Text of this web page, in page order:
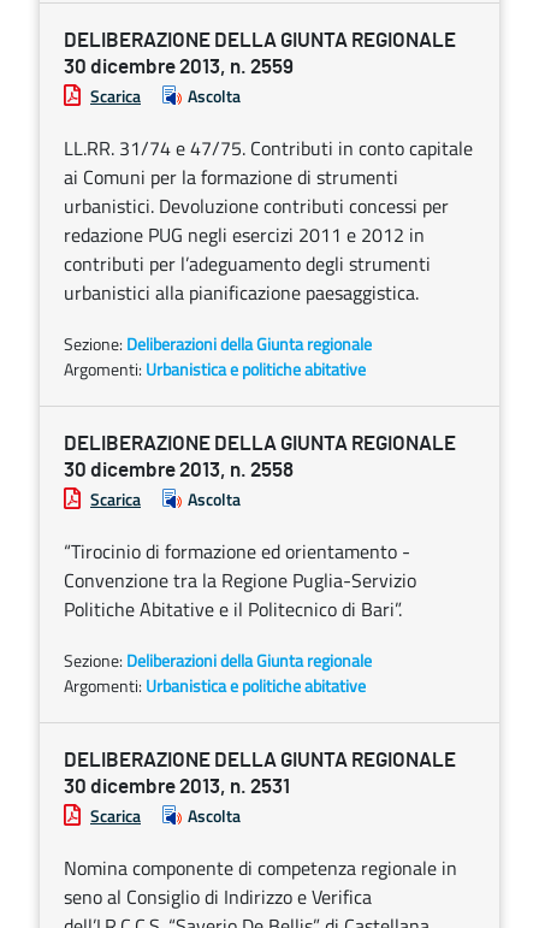
DELIBERAZIONE DELLA GIUNTA REGIONALE
30 dicembre 2013, n. 2559
Scarica Ascolta
LL.RR. 31/74 e 47/75. Contributi in conto capitale
ai Comuni per la formazione di strumenti
urbanistici. Devoluzione contributi concessi per
redazione PUG negli esercizi 2011 e 2012 in
contributi per l’adeguamento degli strumenti
urbanistici alla pianificazione paesaggistica.
Sezione: Deliberazioni della Giunta regionale
Argomenti: Urbanistica e politiche abitative
DELIBERAZIONE DELLA GIUNTA REGIONALE
30 dicembre 2013, n. 2558
Scarica Ascolta
“Tirocinio di formazione ed orientamento -
Convenzione tra la Regione Puglia-Servizio
Politiche Abitative e il Politecnico di Bari”.
Sezione: Deliberazioni della Giunta regionale
Argomenti: Urbanistica e politiche abitative
DELIBERAZIONE DELLA GIUNTA REGIONALE
30 dicembre 2013, n. 2531
Scarica Ascolta
Nomina componente di competenza regionale in
seno al Consiglio di Indirizzo e Verifica